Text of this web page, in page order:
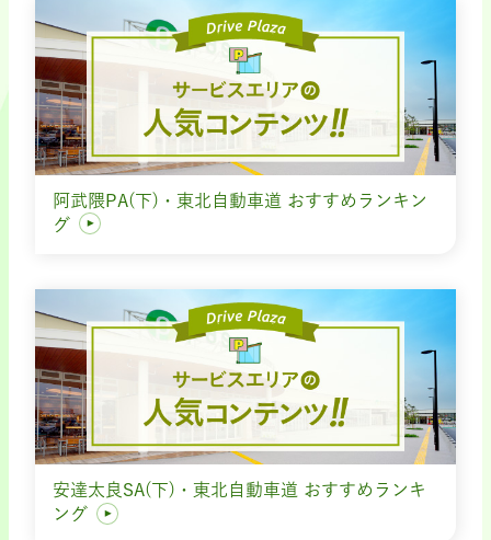
阿武隈PA(下)・東北自動車道 おすすめランキン
グ
安達太良SA(下)・東北自動車道 おすすめランキ
ング